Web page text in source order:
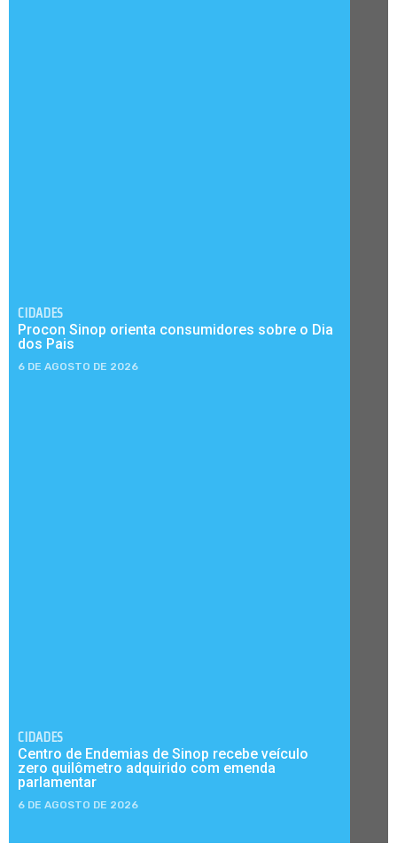
CIDADES
Procon Sinop orienta consumidores sobre o Dia
dos Pais
6 DE AGOSTO DE 2026
CIDADES
Centro de Endemias de Sinop recebe veículo
zero quilômetro adquirido com emenda
parlamentar
6 DE AGOSTO DE 2026